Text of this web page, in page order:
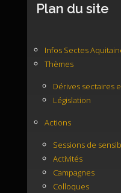
Plan du site
Infos Sectes
Thèmes
Dérives sectaires
Législation
Actions
Sessions de
Activités
Campagnes
Colloques